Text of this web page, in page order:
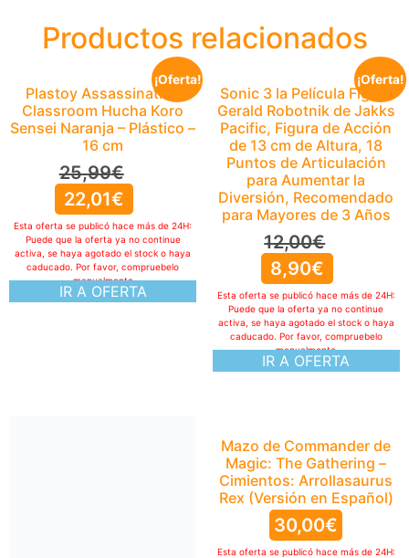
Productos relacionados
¡Oferta!
Plastoy Assassination
Classroom Hucha Koro
Sensei Naranja – Plástico –
16 cm
25,99€
22,01€
IR A OFERTA
Esta oferta se publicó hace más de 24H:
Puede que la oferta ya no continue
activa, se haya agotado el stock o haya
caducado. Por favor, compruebelo
manualmente
¡Oferta!
Sonic 3 la Película Figura
Gerald Robotnik de Jakks
Pacific, Figura de Acción
de 13 cm de Altura, 18
Puntos de Articulación
para Aumentar la
Diversión, Recomendado
para Mayores de 3 Años
12,00€
8,90€
IR A OFERTA
Esta oferta se publicó hace más de 24H:
Puede que la oferta ya no continue
activa, se haya agotado el stock o haya
caducado. Por favor, compruebelo
manualmente
Mazo de Commander de
Magic: The Gathering –
Cimientos: Arrollasaurus
Rex (Versión en Español)
30,00€
Esta oferta se publicó hace más de 24H: